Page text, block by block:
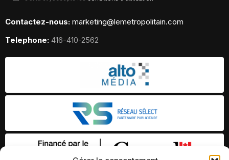
Contactez-nous: marketing@lemetropolitain.com
Telephone: 416-410-2562